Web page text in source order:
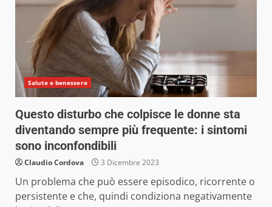
Salute e benessere
Questo disturbo che colpisce le donne sta
diventando sempre più frequente: i sintomi
sono inconfondibili
Claudio Cordova 3 Dicembre 2023
Un problema che può essere episodico, ricorrente o
persistente e che, quindi condiziona negativamente